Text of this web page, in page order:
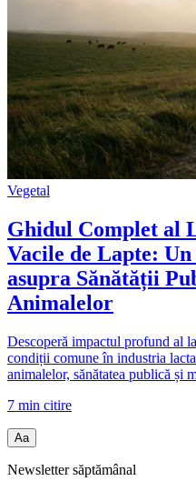
Vegetal
Ghidul Complet al
Vacile de Lapte:
asupra Sănătății
Animalelor
Descoperă impactul profund al
condiții comune în industria
animalelor, sănătatea publică și
7 min citire
Aa
Newsletter săptămânal